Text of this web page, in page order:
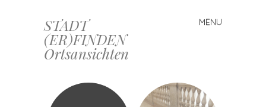
STADT
(ER)FINDEN
Ortsansichten
MENU
Skip
to
content